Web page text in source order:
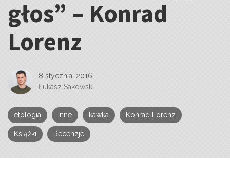
głos” – Konrad
Lorenz
8 stycznia, 2016
Łukasz Sakowski
etologia Inne kawka Konrad Lorenz
Książki Recenzje